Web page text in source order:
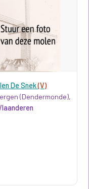
De Snek(V)
(Dendermonde),